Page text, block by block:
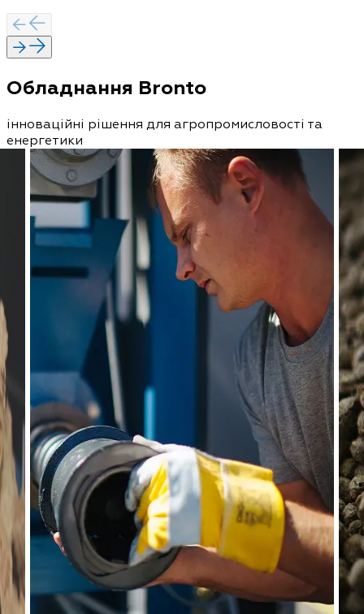
Обладнання Bronto
інноваційні рішення для агропромисловості та
енергетики